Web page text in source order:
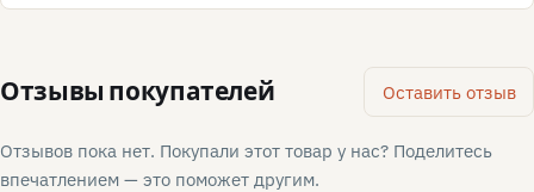
Отзывы покупателей Оставить отзыв
Отзывов пока нет. Покупали этот товар у нас? Поделитесь
впечатлением — это поможет другим.